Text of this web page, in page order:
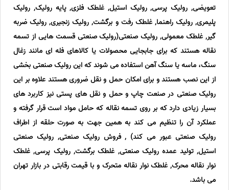
تعویضی, رولیک پرسی, رولیک استیل, غلطک فلزی, پایه رولیک, رولیک
پلیمری, رولیک راهنما, غلطک رفت و برگشت, رولیک زنجیری, رولیک ضربه
گیر, غلطک معمولی, رولیک صنعتی(رولیک صنعتی قسمت هایی از تسمه
نقاله هستند که برای جابجایی محصولات یا کالاهای فله ای مانند زغال
سنگ، ماسه یا سنگ آهن استفاده می شوند که این رولیک صنعتی بخشی
از این نصب هستند و برای امکان حمل و نقل ضروری هستند علاوه بر این
رولیک صنعتی در صنعت چاپ و حمل و نقل های پستی نیز کاربرد های
بسیار زیادی دارد که بر روی تسمه نقاله که حامل مواد است قرار گرفته و
عملکرد آن را تنظیم می کند به همین جهت به صورت حلقه از اطراف
رولیک صنعتی عبور می کند) , فروش رولیک صنعتی, رولیک صنعتی
استیل, تولید عمده رولیک صنعتی, غلطک برگشت, رولیک پرسی, غلطک
نوار نقاله محرک, غلطک نوار نقاله متحرک و با قیمت رقابتی در بازار تهران
می باشد.